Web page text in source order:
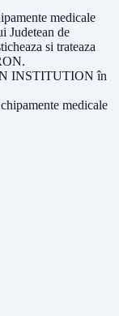
medicale
Judetean de
si trateaza
.
INSTITUTION în
medicale